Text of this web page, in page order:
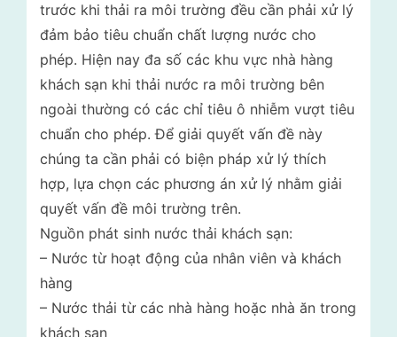
trước khi thải ra môi trường đều cần phải xử lý
đảm bảo tiêu chuẩn chất lượng nước cho
phép. Hiện nay đa số các khu vực nhà hàng
khách sạn khi thải nước ra môi trường bên
ngoài thường có các chỉ tiêu ô nhiễm vượt tiêu
chuẩn cho phép. Để giải quyết vấn đề này
chúng ta cần phải có biện pháp xử lý thích
hợp, lựa chọn các phương án xử lý nhằm giải
quyết vấn đề môi trường trên.
Nguồn phát sinh nước thải khách sạn:
– Nước từ hoạt động của nhân viên và khách
hàng
– Nước thải từ các nhà hàng hoặc nhà ăn trong
khách sạn